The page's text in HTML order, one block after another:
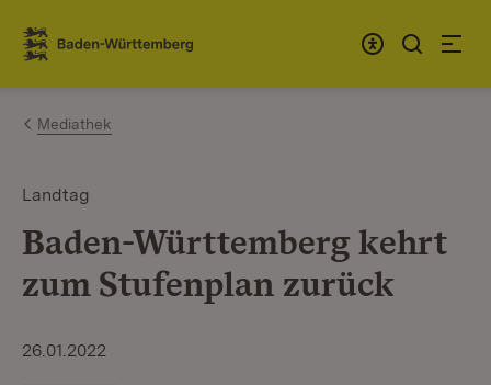
Zum Inhalt springen
Link zur Startseite
Mediathek
Landtag
Baden-Württemberg kehrt
zum Stufenplan zurück
26.01.2022